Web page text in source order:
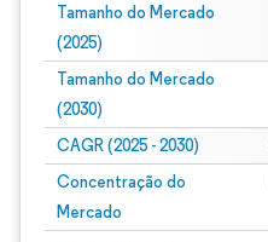
Tamanho do Mercado
(2025)
Tamanho do Mercado
(2030)
CAGR (2025 - 2030)
Concentração do
Mercado